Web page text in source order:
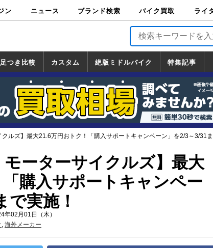
ン ニュース ブランド検索 バイク買取
バイク買取
ライ
ライ
TOP
バイ
バイ
フ
バイ
ロー
バイ
足つき比較 カスタム
カスタム
一覧
ホンダ
ヤマハ
スズキ
カワサキ
絶版ミドルバイク
絶版ミドルバイク
一覧
ホンダ
ヤマハ
スズキ
カワサキ
特集記事
道の駅調査隊
ツーリング情報局
日本の道50選
国道めぐり
林道ツーリング
クルズ】最大21.6万円おトク！「購入サポートキャンペーン」を2/3～3/31ま
モーターサイクルズ】最大
購入サポートキャンペー
で実施！
02月01日（木）
, 海外メーカー